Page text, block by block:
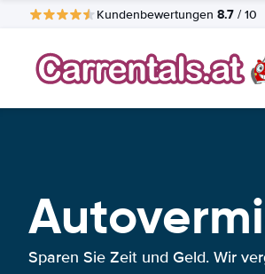
Kundenbewertungen 8.7 / 10
Sparen Sie Zeit und Geld. Wir